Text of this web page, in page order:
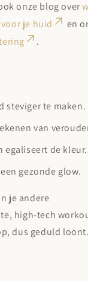
onze blog over
je huid
en
.
steviger te maken.
van
egaliseert de kleur.
gezonde glow.
je andere
high-tech
dus geduld loont.